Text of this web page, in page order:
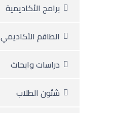
برامج الأكاديمية
الطاقم الأكاديمي
دراسات وابحاث
شئون الطلاب